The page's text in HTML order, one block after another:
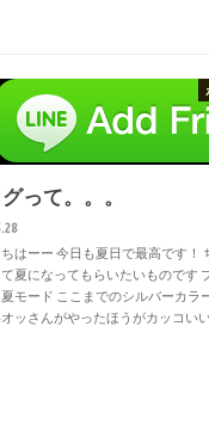
って。。。
ちはーー 今日も夏日で最高です！
て夏になってもらいたいものです
モード ここまでのシルバーカラ
ッさんがやったほうがカッコいい